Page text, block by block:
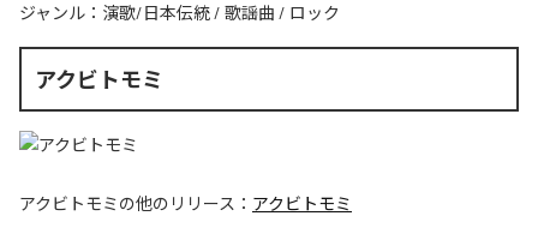
ジャンル： 演歌/日本伝統 / 歌謡曲 / ロック
アクビトモミ
アクビトモミの他のリリース： アクビトモミ